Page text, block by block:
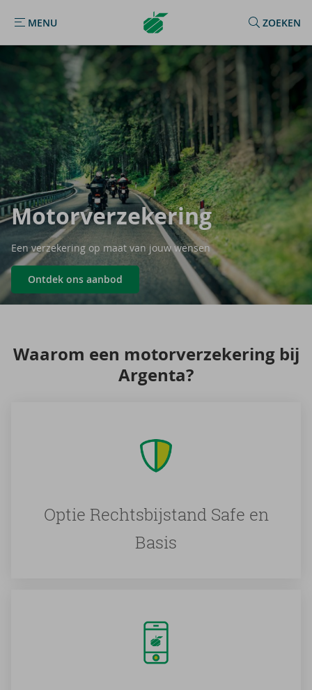
MENU
MENU
Argenta
Homepage
ZOEKEN
Mo­tor­ver­ze­ke­ring
Een verzekering op maat van jouw wensen
Ontdek ons aanbod
Waar­om een mo­tor­ver­ze­ke­ring bij
Argenta?
Optie Rechtsbijstand Safe en
Basis